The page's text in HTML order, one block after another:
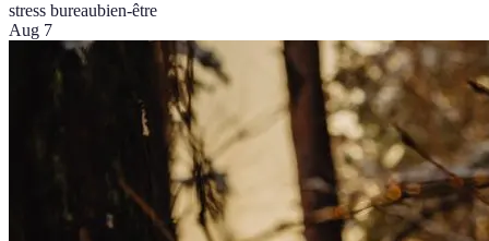
stress bureaubien-être
Aug 7